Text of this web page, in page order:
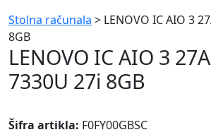
Stolna računala > LENOVO IC AIO 3
8GB
LENOVO IC AIO 3
7330U 27i 8GB
Šifra artikla: F0FY00GBSC